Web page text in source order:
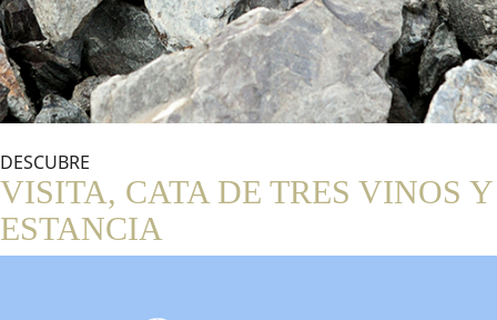
DESCUBRE
VISITA, CATA DE TRES VINOS Y
ESTANCIA